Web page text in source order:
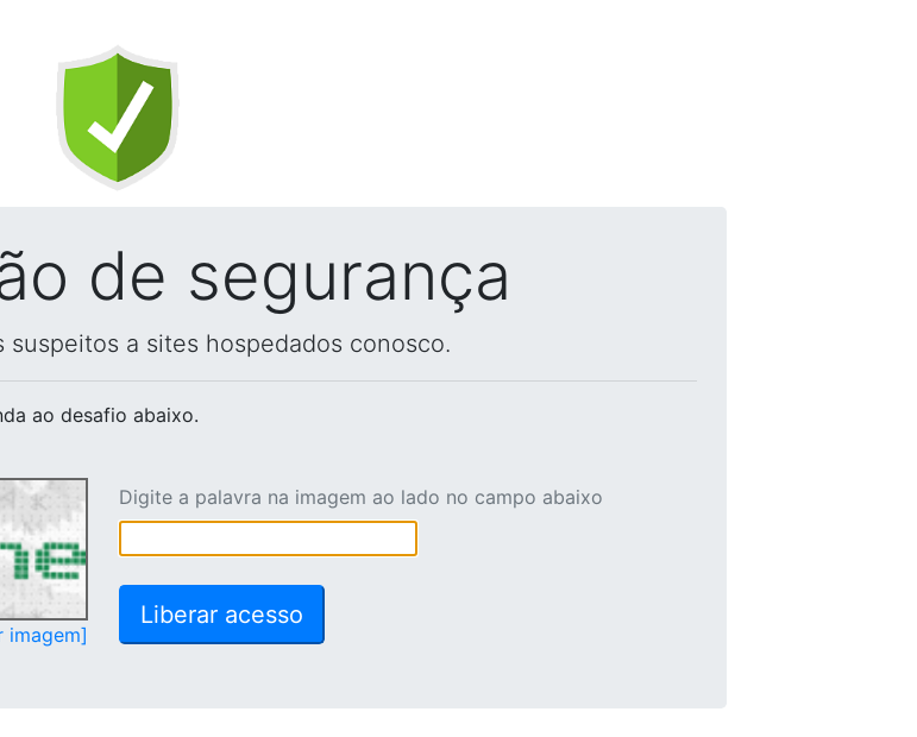
de segurança
a sites hospedados conosco.
ao desafio abaixo.
imagem]
Digite a palavra na imagem ao lado no campo abaixo